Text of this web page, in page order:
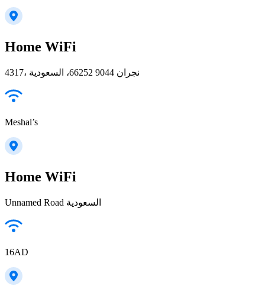
Home WiFi
4317، نجران 66252 9044، السعودية
Meshal’s
Home WiFi
Unnamed Road السعودية
16AD